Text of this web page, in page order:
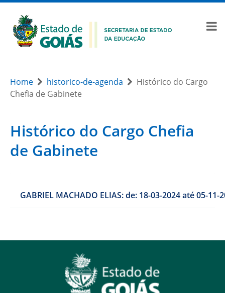
Home historico-de-agenda
Histórico do Cargo
Chefia de Gabinete
Histórico do Cargo Chefia
de Gabinete
GABRIEL MACHADO ELIAS: de: 18-03-2024 até 05-11-